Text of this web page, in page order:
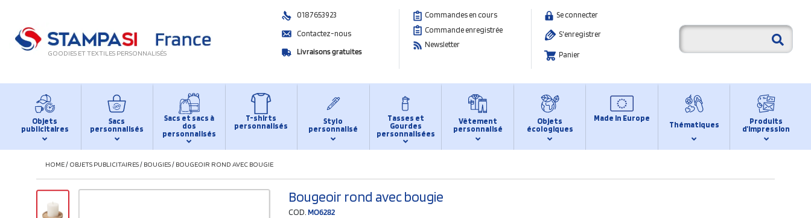
GOODIES ET TEXTILES PERSONNALISÉS
0187653923
Contactez-nous
Livraisons gratuites
Commandes en cours
Commande enregistrée
Newsletter
Se connecter
S'enregistrer
Panier
Objets
publicitaires
Sacs
personnalisés
Sacs et sacs à
dos
personnalisés
T-shirts
personnalisés
Stylo
personnalisé
Tasses et
Gourdes
personnalisées
Vêtement
personnalisé
Objets
écologiques
Made in Europe
Thématiques
Produits
d’impression
HOME/ OBJETS PUBLICITAIRES/ BOUGIES/ BOUGEOIR ROND AVEC BOUGIE
Bougeoir rond avec bougie
COD.MO6282